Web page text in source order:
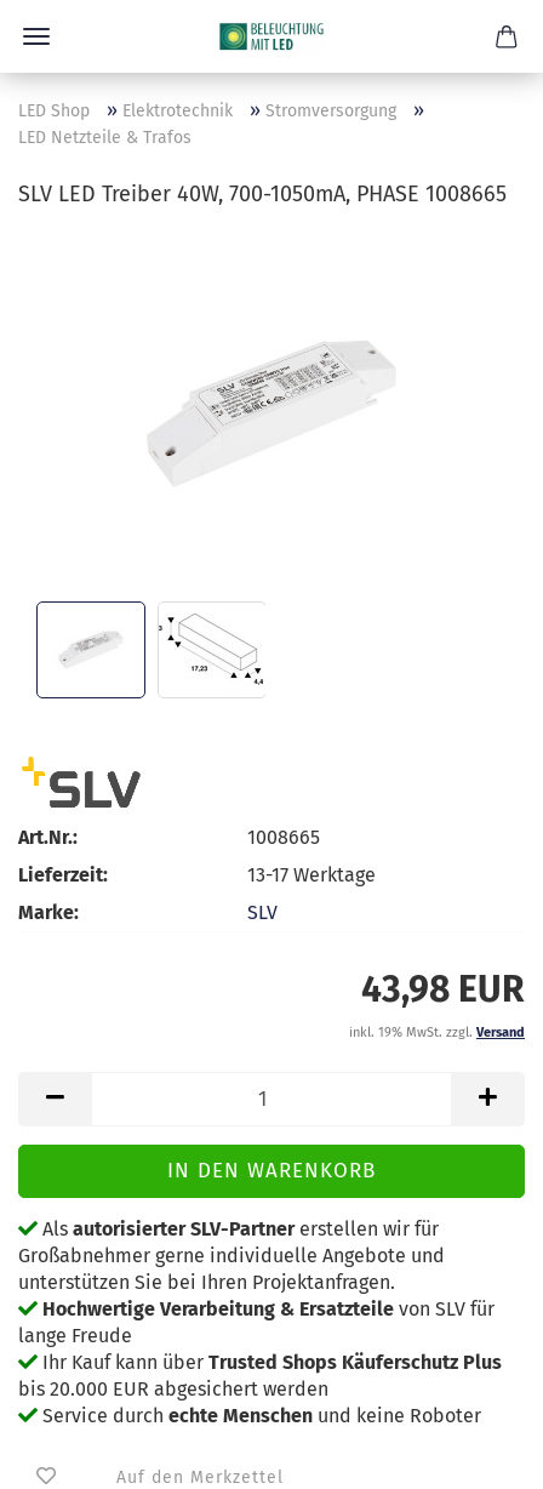
LED Shop » Elektrotechnik » Stromversorgung »
LED Netzteile & Trafos
SLV LED Treiber 40W, 700-1050mA, PHASE 1008665
Art.Nr.:
1008665
Lieferzeit:
13-17 Werktage
Marke:
SLV
43,98 EUR
inkl. 19% MwSt. zzgl. Versand
Als autorisierter SLV-Partnererstellen wir für
Großabnehmer gerne individuelle Angebote und
unterstützen Sie bei Ihren Projektanfragen.
Hochwertige Verarbeitung & Ersatzteile von SLV für
lange Freude
Ihr Kauf kann über Trusted Shops Käuferschutz Plus
bis 20.000 EUR abgesichert werden
Service durch echte Menschen und keine Roboter
Auf den Merkzettel